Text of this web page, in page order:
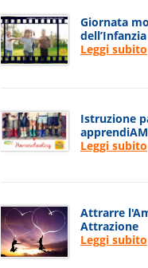
Giornata
Leggi subito
Istruzione
Leggi subito
Attrarre
Attrazione
Leggi subito